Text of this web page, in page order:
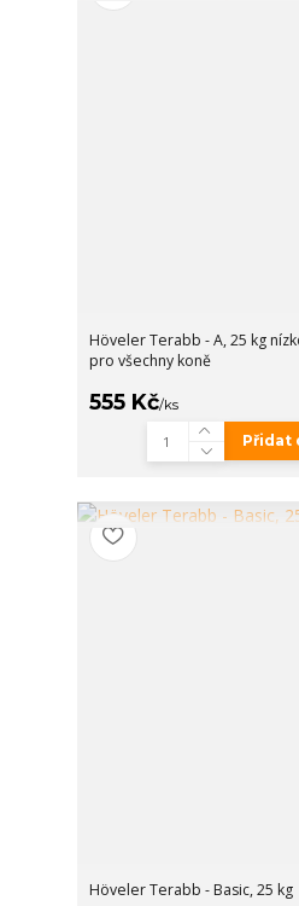
Höveler Terabb - A, 25 kg
pro všechny koně
555 Kč/ks
Přidat
Höveler Terabb - Basic, 25 kg